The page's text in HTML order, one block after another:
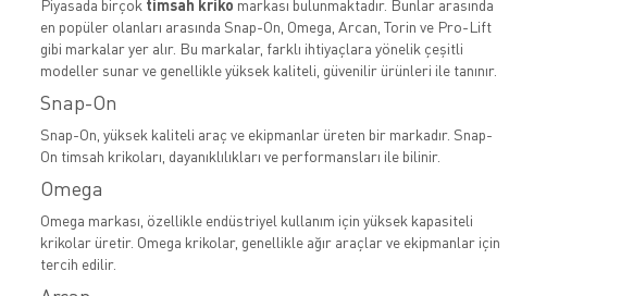
Piyasada birçok timsah kriko markası bulunmaktadır. Bunlar arasında
en popüler olanları arasında Snap-On, Omega, Arcan, Torin ve Pro-Lift
gibi markalar yer alır. Bu markalar, farklı ihtiyaçlara yönelik çeşitli
modeller sunar ve genellikle yüksek kaliteli, güvenilir ürünleri ile tanınır.
Snap-On
Snap-On, yüksek kaliteli araç ve ekipmanlar üreten bir markadır. Snap-
On timsah krikoları, dayanıklılıkları ve performansları ile bilinir.
Omega
Omega markası, özellikle endüstriyel kullanım için yüksek kapasiteli
krikolar üretir. Omega krikolar, genellikle ağır araçlar ve ekipmanlar için
tercih edilir.